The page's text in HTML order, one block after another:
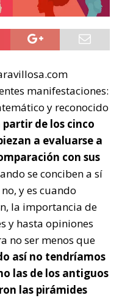
manifestaciones:
y reconocido
partir de los cinco
a evaluarse a
con sus
se conciben a sí
y es cuando
la importancia de
y hasta opiniones
no ser menos que
así no tendríamos
las de los antiguos
las pirámides